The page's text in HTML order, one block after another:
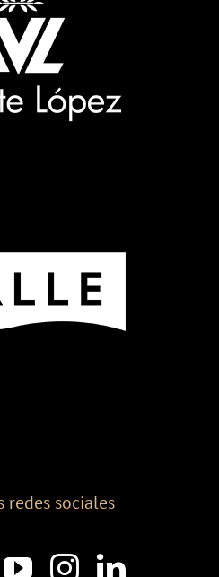
redes sociales